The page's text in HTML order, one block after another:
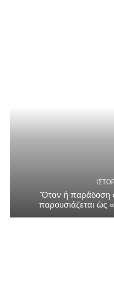
Ὅταν ἡ παράδοση
παρουσιάζεται ὡς